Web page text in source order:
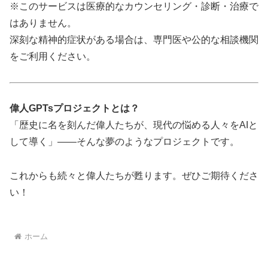
※このサービスは医療的なカウンセリング・診断・治療で
はありません。
深刻な精神的症状がある場合は、専門医や公的な相談機関
をご利用ください。
偉人GPTsプロジェクトとは？
「歴史に名を刻んだ偉人たちが、現代の悩める人々をAIと
して導く」――そんな夢のようなプロジェクトです。
これからも続々と偉人たちが甦ります。ぜひご期待くださ
い！
ホーム